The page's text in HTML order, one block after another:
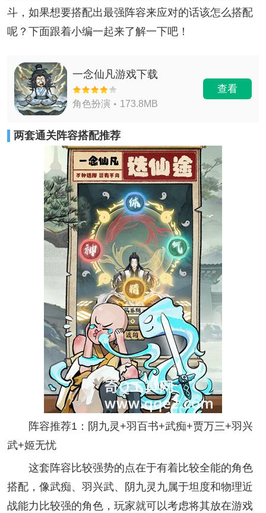
斗，如果想要搭配出最强阵容来应对的话该怎么搭配
呢？下面跟着小编一起来了解一下吧！
一念仙凡游戏下载
角色扮演 173.8MB
查看
两套通关阵容搭配推荐
阵容推荐1：阴九灵+羽百书+武痴+贾万三+羽兴
武+姬无忧
这套阵容比较强势的点在于有着比较全能的角色
搭配，像武痴、羽兴武、阴九灵九属于坦度和物理近
战能力比较强的角色，玩家就可以考虑将其放在游戏